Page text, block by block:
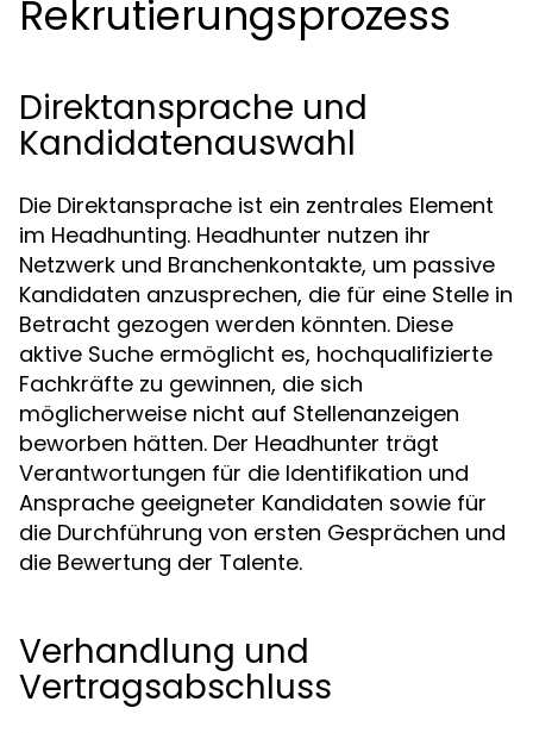
Rekrutierungsprozess
Direktansprache und
Kandidatenauswahl
Die Direktansprache ist ein zentrales Element
im Headhunting. Headhunter nutzen ihr
Netzwerk und Branchenkontakte, um passive
Kandidaten anzusprechen, die für eine Stelle in
Betracht gezogen werden könnten. Diese
aktive Suche ermöglicht es, hochqualifizierte
Fachkräfte zu gewinnen, die sich
möglicherweise nicht auf Stellenanzeigen
beworben hätten. Der Headhunter trägt
Verantwortungen für die Identifikation und
Ansprache geeigneter Kandidaten sowie für
die Durchführung von ersten Gesprächen und
die Bewertung der Talente.
Verhandlung und
Vertragsabschluss